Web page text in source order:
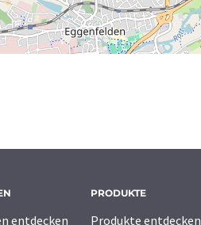
entdecken
PRODUKTE
Produkte entdecken